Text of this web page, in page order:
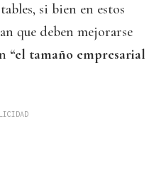
si bien en estos
que deben mejorarse
“el tamaño empresarial